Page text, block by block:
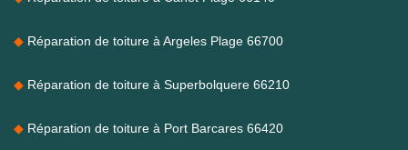
Réparation de toiture à Argeles Plage 66700
Réparation de toiture à Superbolquere 66210
Réparation de toiture à Port Barcares 66420